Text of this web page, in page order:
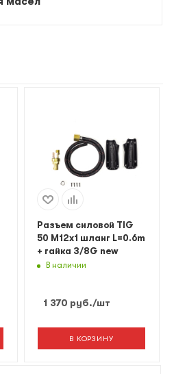
Разъем силовой TIG
50 M12x1 шланг L=0.6m
+ гайка 3/8G new
В наличии
1 370 руб./шт
В КОРЗИНУ